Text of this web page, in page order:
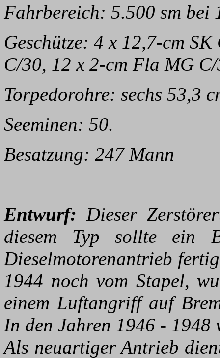
Fahrbereich: 5.500 sm bei
Geschütze: 4 x 12,7-cm
C/30, 12 x 2-cm Fla MG
Torpedorohre: sechs 53,3
Seeminen: 50.
Besatzung: 247 Mann
Entwurf: Dieser
diesem Typ sollte ein
Dieselmotorenantrieb
1944 noch vom Stapel,
einem Luftangriff auf
In den Jahren 1946 - 1948
Als neuartiger Antrieb